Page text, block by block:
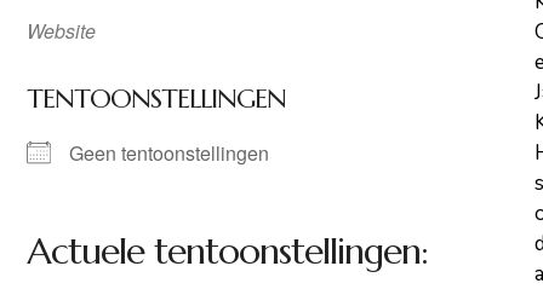
Website
TENTOONSTELLINGEN
Geen tentoonstellingen
Actuele tentoonstellingen: